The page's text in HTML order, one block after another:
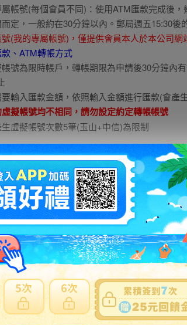
帳號(每個會員不同)：使用ATM匯款完成後
定，一般約在30分鐘以內。郵局週五15:30後
(我的專屬帳號)，僅提供會員本人於本公司
、ATM轉帳方式
帳號為限時帳戶，轉帳期限為申請後30分鐘內
輸入匯款金額，依照輸入金額進行匯款(會產
擬帳號均不相同，請勿設定約定轉帳帳號
虛擬帳號次數5筆(玉山+中信)為限制
代碼繳費每筆均收手續費 22元。
立後，請在隔天晚間12點前完成款費，未完
上限為2萬元整，最高輸入金額為19978元，
碼繳費
一次付款使用。
內銀行發行之信用卡( Visa、Master、JCB )
單 或 無法交易之訂單，因每間銀行作業時間